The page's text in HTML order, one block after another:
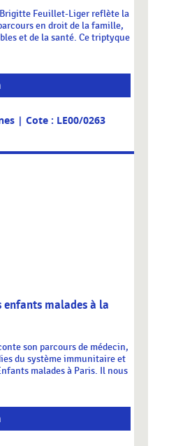
Brigitte Feuillet-Liger reflète la
en droit de la famille,
et de la santé. Ce triptyque
| Cote : LE00/0263
enfants malades à la
son parcours de médecin,
du système immunitaire et
malades à Paris. Il nous